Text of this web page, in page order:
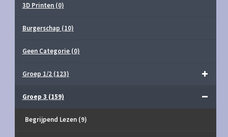
3D Printen (0)
Burgerschap (10)
Geen Categorie (0)
Groep 1/2 (123)
Groep 3 (159)
Begrijpend Lezen (9)